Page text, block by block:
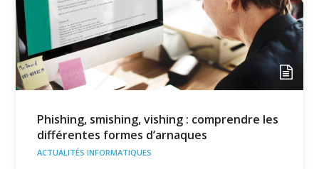
Phishing, smishing, vishing : comprendre les
différentes formes d’arnaques
ACTUALITÉS INFORMATIQUES